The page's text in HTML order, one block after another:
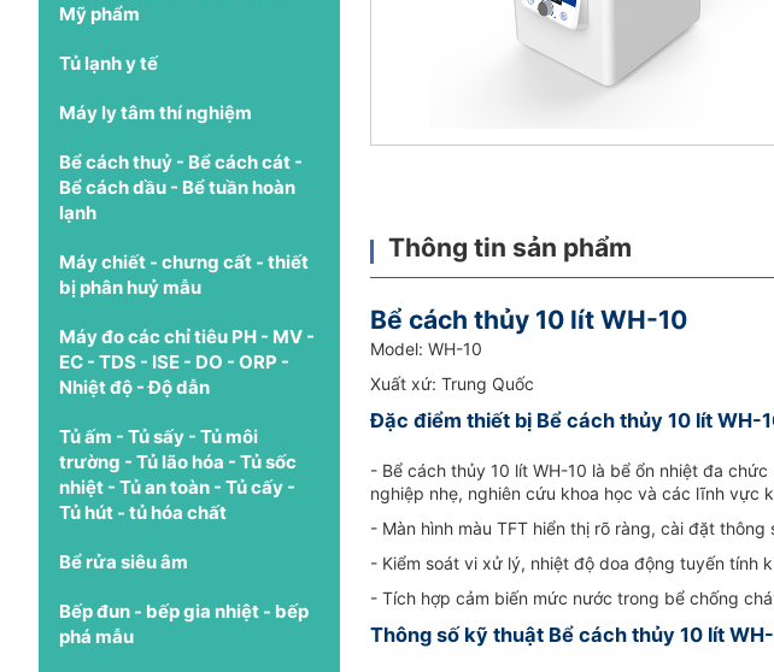
Mỹ phẩm
Tủ lạnh y tế
Máy ly tâm thí nghiệm
Bể cách thuỷ - Bể cách cát -
Bể cách dầu - Bể tuần hoàn
lạnh
Máy chiết - chưng cất - thiết
bị phân huỷ mẫu
Máy đo các chỉ tiêu PH - MV -
EC - TDS - ISE - DO - ORP -
Nhiệt độ - Độ dẫn
Tủ ấm - Tủ sấy - Tủ môi
trường - Tủ lão hóa - Tủ sốc
nhiệt - Tủ an toàn - Tủ cấy -
Tủ hút - tủ hóa chất
Bể rửa siêu âm
Bếp đun - bếp gia nhiệt - bếp
phá mẫu
Thông tin sản phẩm
Bể cách thủy 10 lít WH-10
Model: WH-10
Xuất xứ: Trung Quốc
Đặc điểm thiết bị Bể cách thủy 10 lít WH-
- Bể cách thủy 10 lít WH-10 là bể ổn nhiệt đa
nghiệp nhẹ, nghiên cứu khoa học và các lĩnh vực
- Màn hình màu TFT hiển thị rõ ràng, cài đặt
- Kiểm soát vi xử lý, nhiệt độ doa động tuyến tính
- Tích hợp cảm biến mức nước trong bể chống
Thông số kỹ thuật Bể cách thủy 10 lít